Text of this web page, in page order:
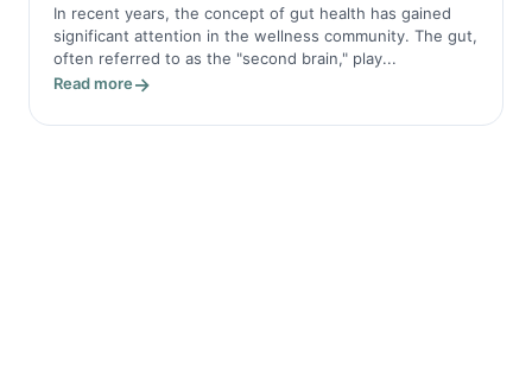
In recent years, the concept of gut health has gained
significant attention in the wellness community. The gut,
often referred to as the "second brain," play...
Read more